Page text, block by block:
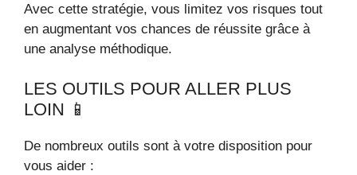
Avec cette stratégie, vous limitez vos risques tout
en augmentant vos chances de réussite grâce à
une analyse méthodique.
LES OUTILS POUR ALLER PLUS
LOIN 📱
De nombreux outils sont à votre disposition pour
vous aider :